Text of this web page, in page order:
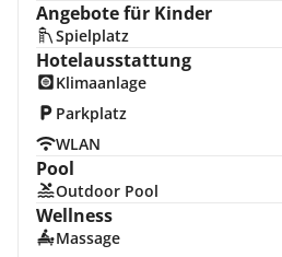
Angebote für Kinder
Spielplatz
Hotelausstattung
Klimaanlage
Parkplatz
WLAN
Pool
Outdoor Pool
Wellness
Massage